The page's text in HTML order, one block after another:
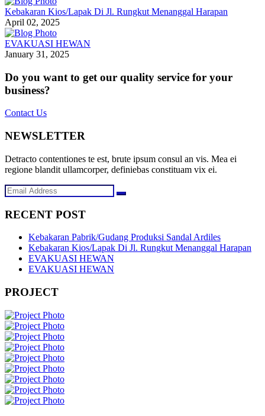
Kebakaran Kios/Lapak Di Jl. Rungkut Menanggal Harapan
April 02, 2025
EVAKUASI HEWAN
January 31, 2025
Do you want to get our quality service for your
business?
Contact Us
NEWSLETTER
Detracto contentiones te est, brute ipsum consul an vis. Mea ei
regione blandit ullamcorper, definiebas constituam vix ei.
RECENT POST
Kebakaran Pabrik/Gudang Produksi Sandal Ardiles
Kebakaran Kios/Lapak Di Jl. Rungkut Menanggal Harapan
EVAKUASI HEWAN
EVAKUASI HEWAN
PROJECT